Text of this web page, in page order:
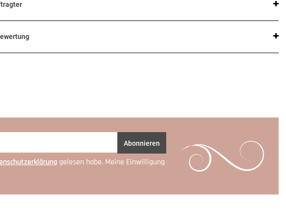
Abonnieren
gelesen habe. Meine Einwilligung